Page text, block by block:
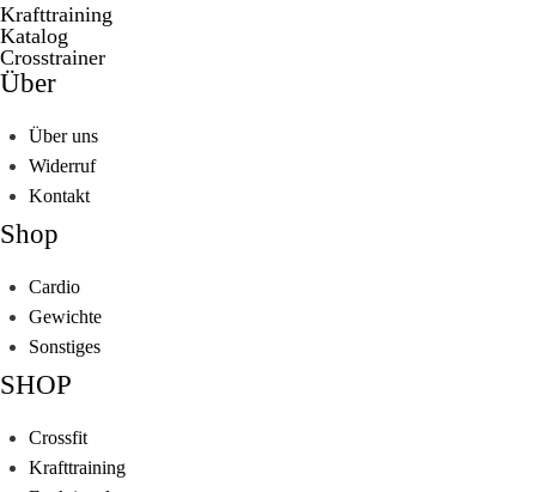
Krafttraining
Katalog
Crosstrainer
Über
Über uns
Widerruf
Kontakt
Shop
Cardio
Gewichte
Sonstiges
SHOP
Crossfit
Krafttraining